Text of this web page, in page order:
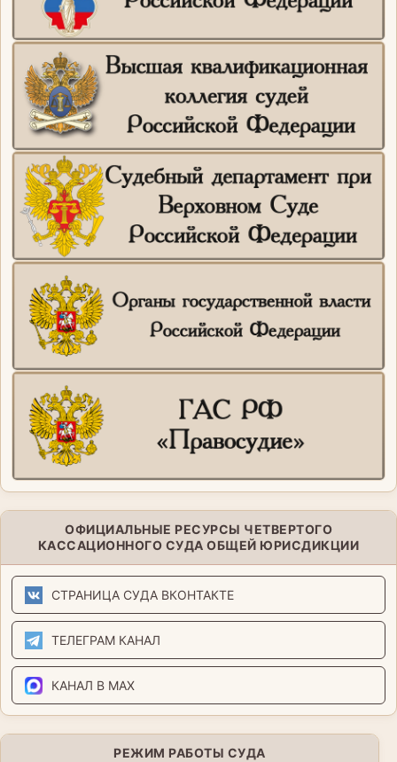
ОФИЦИАЛЬНЫЕ РЕСУРСЫ ЧЕТВЕРТОГО
КАССАЦИОННОГО СУДА ОБЩЕЙ ЮРИСДИКЦИИ
СТРАНИЦА СУДА ВКОНТАКТЕ
ТЕЛЕГРАМ КАНАЛ
КАНАЛ В MAX
РЕЖИМ РАБОТЫ СУДА